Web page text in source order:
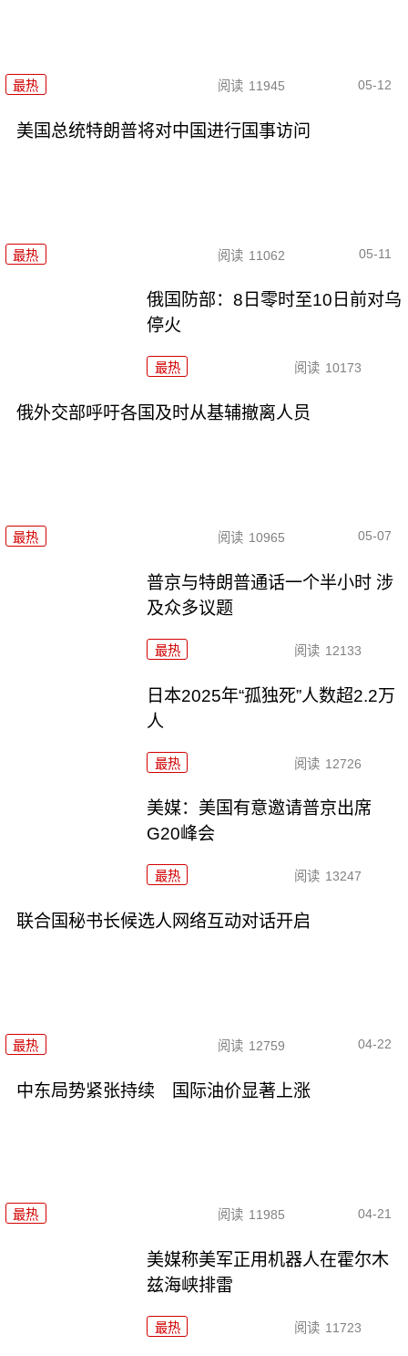
最热 阅读 11945 05-12
美国总统特朗普将对中国进行国事访问
最热 阅读 11062 05-11
俄国防部：8日零时至10日前对乌
停火
最热 阅读 10173
俄外交部呼吁各国及时从基辅撤离人员
最热 阅读 10965 05-07
普京与特朗普通话一个半小时 涉
及众多议题
最热 阅读 12133
日本2025年“孤独死”人数超2.2万
人
最热 阅读 12726
美媒：美国有意邀请普京出席
G20峰会
最热 阅读 13247
联合国秘书长候选人网络互动对话开启
最热 阅读 12759 04-22
中东局势紧张持续 国际油价显著上涨
最热 阅读 11985 04-21
美媒称美军正用机器人在霍尔木
兹海峡排雷
最热 阅读 11723